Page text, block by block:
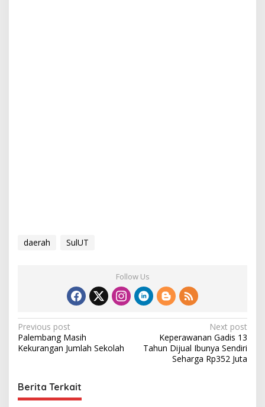
daerah SulUT
Follow Us
P
o
t
n
Previous post
Palembang Masih
Kekurangan Jumlah Sekolah
Next post
Keperawanan Gadis 13
Tahun Dijual Ibunya Sendiri
Seharga Rp352 Juta
Berita Terkait